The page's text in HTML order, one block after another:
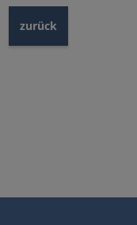
zurück